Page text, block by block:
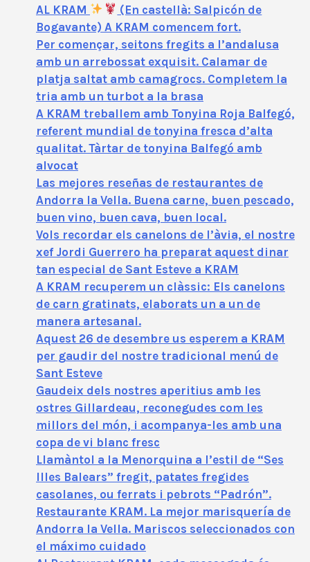
AL KRAM
(En castellà: Salpicón de
Bogavante) A KRAM comencem fort.
Per començar, seitons fregits a l’andalusa
amb un arrebossat exquisit. Calamar de
platja saltat amb camagrocs. Completem la
tria amb un turbot a la brasa
A KRAM treballem amb Tonyina Roja Balfegó,
referent mundial de tonyina fresca d’alta
qualitat. Tàrtar de tonyina Balfegó amb
alvocat
Las mejores reseñas de restaurantes de
Andorra la Vella. Buena carne, buen pescado,
buen vino, buen cava, buen local.
Vols recordar els canelons de l’àvia, el nostre
xef Jordi Guerrero ha preparat aquest dinar
tan especial de Sant Esteve a KRAM
A KRAM recuperem un clàssic: Els canelons
de carn gratinats, elaborats un a un de
manera artesanal.
Aquest 26 de desembre us esperem a KRAM
per gaudir del nostre tradicional menú de
Sant Esteve
Gaudeix dels nostres aperitius amb les
ostres Gillardeau, reconegudes com les
millors del món, i acompanya-les amb una
copa de vi blanc fresc
Llamàntol a la Menorquina a l’estil de “Ses
Illes Balears” fregit, patates fregides
casolanes, ou ferrats i pebrots “Padrón”.
Restaurante KRAM. La mejor marisquería de
Andorra la Vella. Mariscos seleccionados con
el máximo cuidado